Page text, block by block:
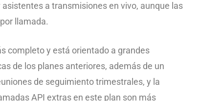
a transmisiones en vivo, aunque las
llamada.
completo y está orientado a grandes
de los planes anteriores, además de un
de seguimiento trimestrales, y la
API extras en este plan son más